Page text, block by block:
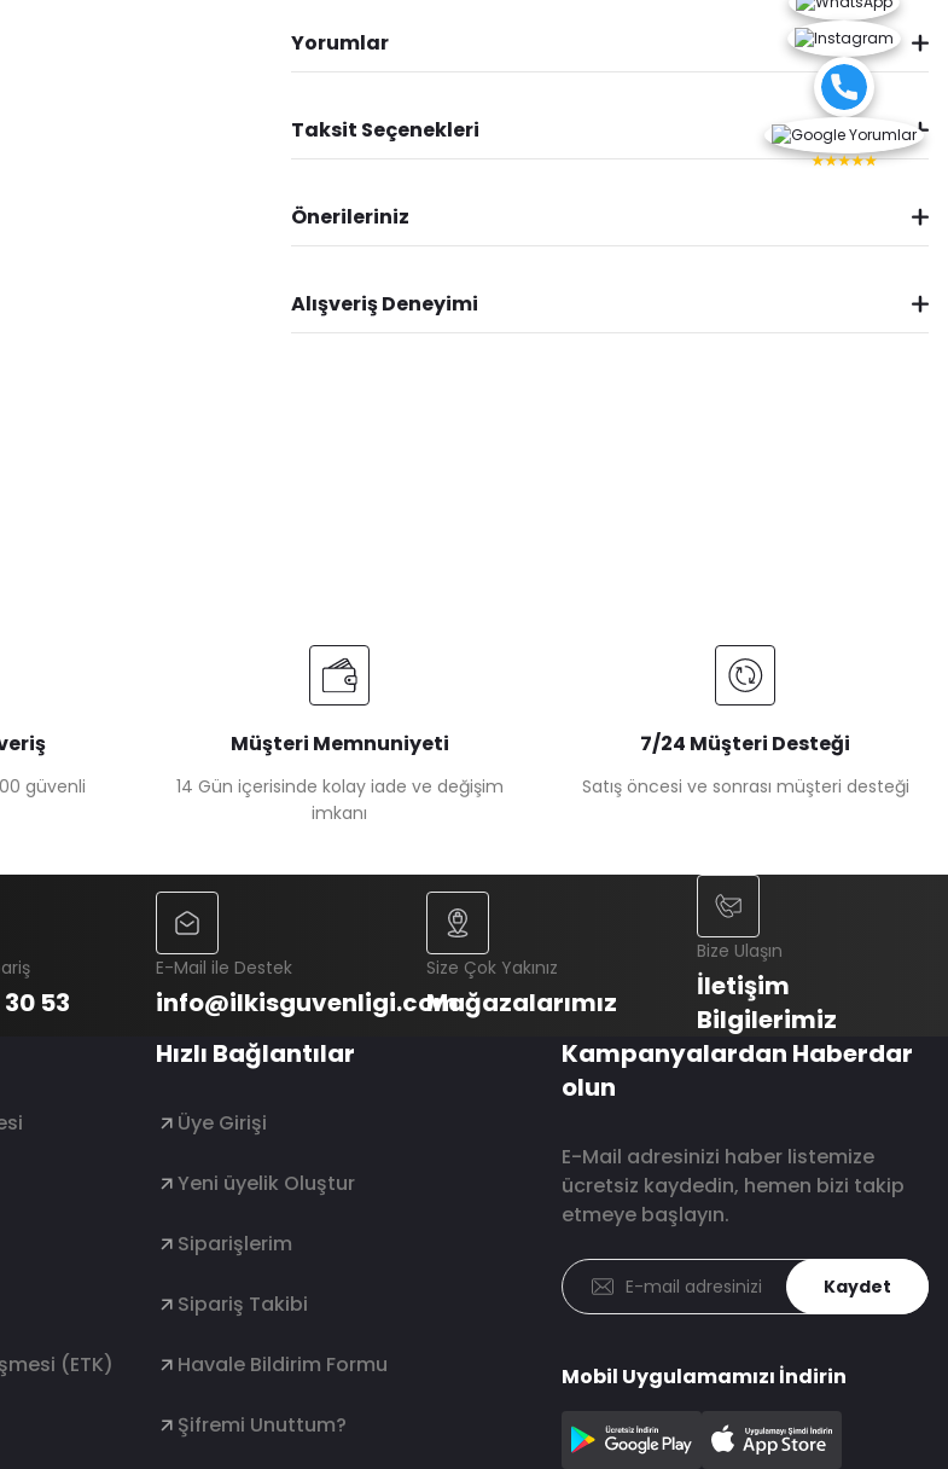
Yorumlar
Taksit Seçenekleri
Önerileriniz
Alışveriş Deneyimi
güvenli
Müşteri Memnuniyeti
14 Gün içerisinde kolay iade ve değişim
imkanı
7/24 Müşteri Desteği
Satış öncesi ve sonrası müşteri desteği
53
E-Mail ile Destek
info@ilkisguvenligi.com
Size Çok Yakınız
Mağazalarımız
Bize Ulaşın
İletişim
Bilgilerimiz
(ETK)
Hızlı Bağlantılar
Üye Girişi
Yeni üyelik Oluştur
Siparişlerim
Sipariş Takibi
Havale Bildirim Formu
Şifremi Unuttum?
★★★★★
Kampanyalardan Haberdar
olun
E-Mail adresinizi haber listemize
ücretsiz kaydedin, hemen bizi takip
etmeye başlayın.
Kaydet
Mobil Uygulamamızı İndirin